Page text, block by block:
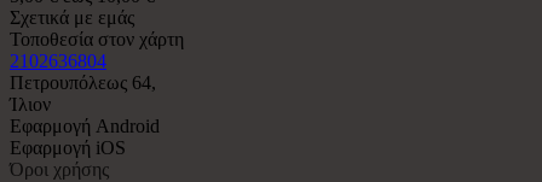
Σχετικά με εμάς
Τοποθεσία στον χάρτη
2102636804
Πετρουπόλεως 64,
Ίλιον
Εφαρμογή Android
Εφαρμογή iOS
Όροι χρήσης